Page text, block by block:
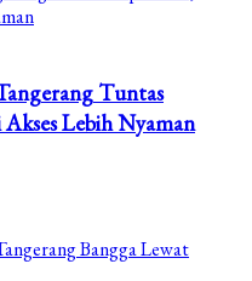
Tuntas
Lebih Nyaman